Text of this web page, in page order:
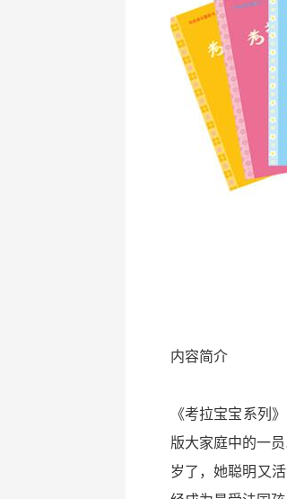
内容简介
《考拉宝宝系列
版大家庭中的一
岁了，她聪明又